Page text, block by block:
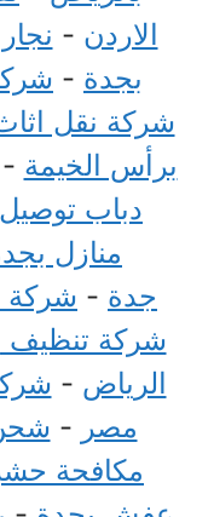
الاردن -
بجدة -
شركة نقل
برأس الخيمة -
دباب
منازل
جدة - شركة
شركة تنظيف
الرياض -
مصر -
مكافحة